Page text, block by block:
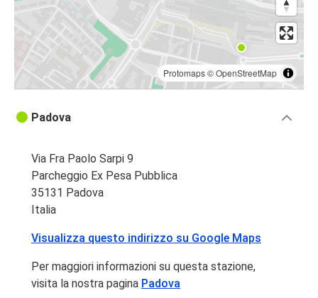
Protomaps©OpenStreetMap
Padova
Via Fra Paolo Sarpi 9
Parcheggio Ex Pesa Pubblica
35131 Padova
Italia
Visualizza questo indirizzo su Google Maps
Per maggiori informazioni su questa stazione,
visita la nostra pagina Padova